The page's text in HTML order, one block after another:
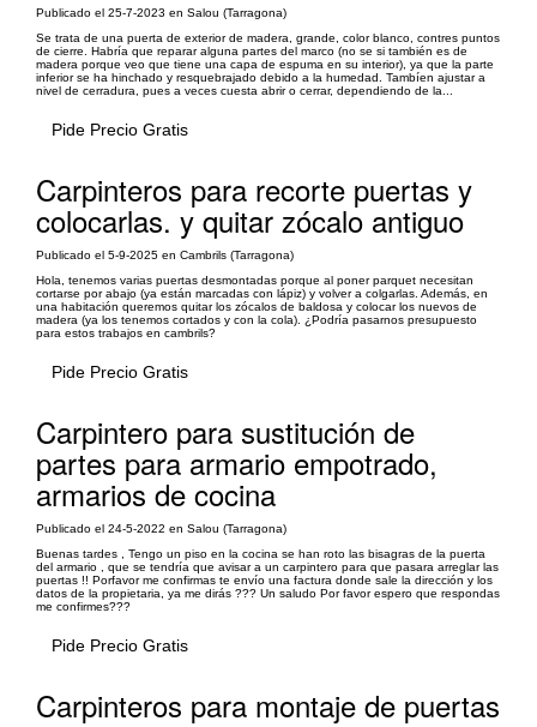
Publicado el 25-7-2023 en Salou (Tarragona)
Se trata de una puerta de exterior de madera, grande, color blanco, contres puntos
de cierre. Habría que reparar alguna partes del marco (no se si también es de
madera porque veo que tiene una capa de espuma en su interior), ya que la parte
inferior se ha hinchado y resquebrajado debido a la humedad. Tambíen ajustar a
nivel de cerradura, pues a veces cuesta abrir o cerrar, dependiendo de la...
Pide Precio Gratis
Carpinteros para recorte puertas y
colocarlas. y quitar zócalo antiguo
Publicado el 5-9-2025 en Cambrils (Tarragona)
Hola, tenemos varias puertas desmontadas porque al poner parquet necesitan
cortarse por abajo (ya están marcadas con lápiz) y volver a colgarlas. Además, en
una habitación queremos quitar los zócalos de baldosa y colocar los nuevos de
madera (ya los tenemos cortados y con la cola). ¿Podría pasarnos presupuesto
para estos trabajos en cambrils?
Pide Precio Gratis
Carpintero para sustitución de
partes para armario empotrado,
armarios de cocina
Publicado el 24-5-2022 en Salou (Tarragona)
Buenas tardes , Tengo un piso en la cocina se han roto las bisagras de la puerta
del armario , que se tendría que avisar a un carpintero para que pasara arreglar las
puertas !! Porfavor me confirmas te envío una factura donde sale la dirección y los
datos de la propietaria, ya me dirás ??? Un saludo Por favor espero que respondas
me confirmes???
Pide Precio Gratis
Carpinteros para montaje de puertas